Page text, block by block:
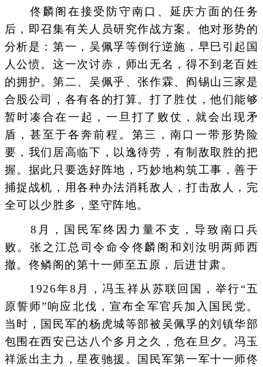
佟麟阁在接受防守南口、延庆方面的任务
后，即召集有关人员研究作战方案。他对形势的
分析是：第一，吴佩孚等倒行逆施，早巳引起国
人公愤。这一次讨赤，师出无名，得不到老百姓
的拥护。第二、吴佩乎、张作霖、阎锡山三家是
合股公司，各有各的打算。打了胜仗，他们能够
暂时凑合在一起，一旦打了败仗，就会出现矛
盾，甚至于各奔前程。第三，南口一带形势险
要，我们居高临下，以逸待劳，有制敌取胜的把
握。据此只要选好阵地，巧妙地构筑工事，善于
捕捉战机，用各种办法消耗敌人，打击敌人，完
全可以少胜多，坚守阵地。
8月，国民军终因力量不支，导致南口兵
败。张之江总司令命令佟麟阁和刘汝明两师西
撤。佟鳞阁的第十一师至五原，后进甘肃。
1926年8月，冯玉祥从苏联回国，举行“五
原誓师”响应北伐，宣布全军官兵加入国民党。
当时，国民军的杨虎城等部被吴佩孚的刘镇华部
包围在西安已达八个多月之久，危在旦夕。冯玉
祥派出主力，星夜驰援。国民军第一军十一师佟